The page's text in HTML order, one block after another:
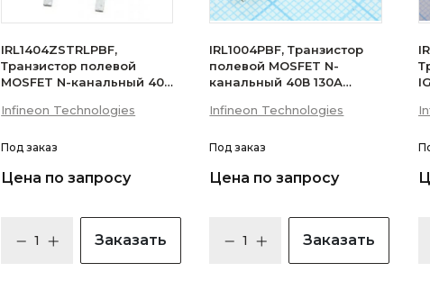
IRL1404ZSTRLPBF,
Транзистор полевой
MOSFET N-канальный 40В
Infineon Technologies
Под заказ
Цена по запросу
Заказать
IRL1004PBF, Транзистор
полевой MOSFET N-
канальный 40В 130А
Infineon Technologies
Под заказ
Цена по запросу
Заказать